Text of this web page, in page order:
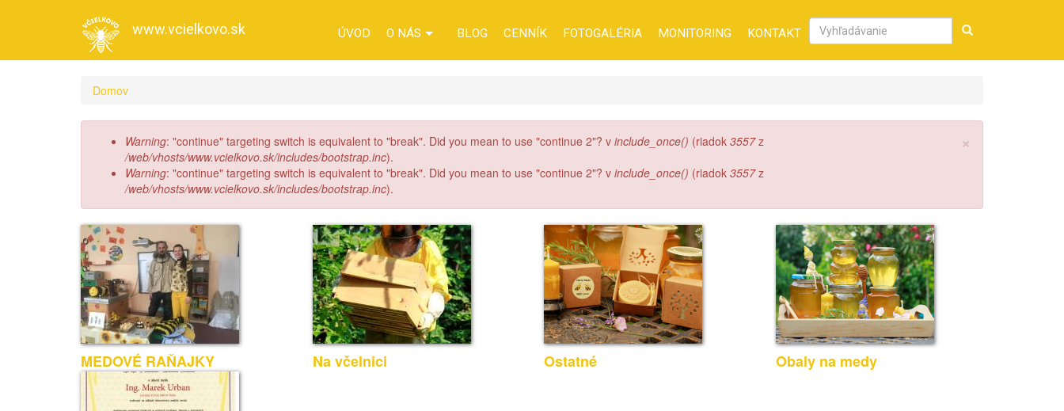
www.vcielkovo.sk ÚVOD O NÁS BLOG CENNÍK FOTOGALÉRIA MONITORING KONTAKT
Domov
×
Chybová
správa
Warning: "continue" targeting switch is equivalent to "break". Did you mean to use "continue 2"? v include_once() (riadok 3557z
/web/vhosts/www.vcielkovo.sk/includes/bootstrap.inc).
Warning: "continue" targeting switch is equivalent to "break". Did you mean to use "continue 2"? v include_once() (riadok 3557z
/web/vhosts/www.vcielkovo.sk/includes/bootstrap.inc).
MEDOVÉ RAŇAJKY Na včelnici Ostatné Obaly na medy